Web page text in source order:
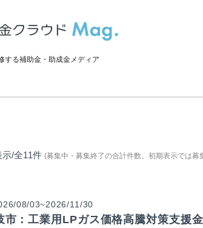
する補助金・助成金メディア
詳細
関連する記事
/全11件 (募集中・募集終了の合計件数。初期表示では
08/03~2026/11/30
市：工業用LPガス価格高騰対策支援金